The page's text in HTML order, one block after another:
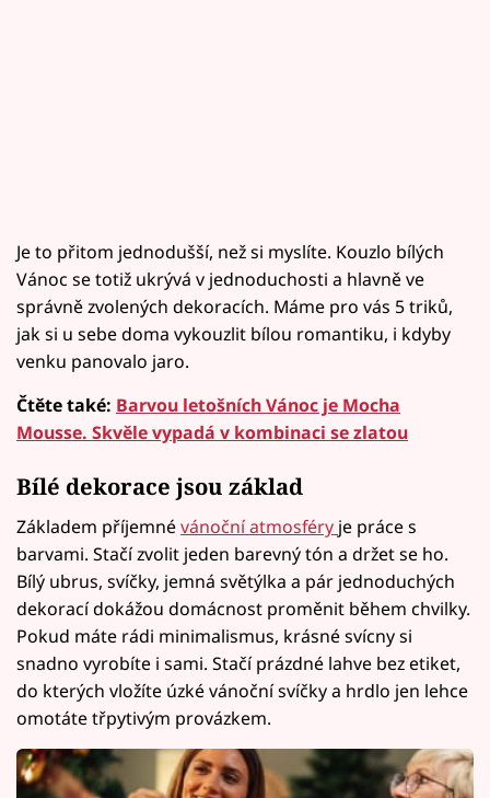
Je to přitom jednodušší, než si myslíte. Kouzlo bílých
Vánoc se totiž ukrývá v jednoduchosti a hlavně ve
správně zvolených dekoracích. Máme pro vás 5 triků,
jak si u sebe doma vykouzlit bílou romantiku, i kdyby
venku panovalo jaro.
Čtěte také: Barvou letošních Vánoc je Mocha
Mousse. Skvěle vypadá v kombinaci se zlatou
Bílé dekorace jsou základ
Základem příjemnévánoční atmosféry je práce s
barvami. Stačí zvolit jeden barevný tón a držet se ho.
Bílý ubrus, svíčky, jemná světýlka a pár jednoduchých
dekorací dokážou domácnost proměnit během chvilky.
Pokud máte rádi minimalismus, krásné svícny si
snadno vyrobíte i sami. Stačí prázdné lahve bez etiket,
do kterých vložíte úzké vánoční svíčky a hrdlo jen lehce
omotáte třpytivým provázkem.